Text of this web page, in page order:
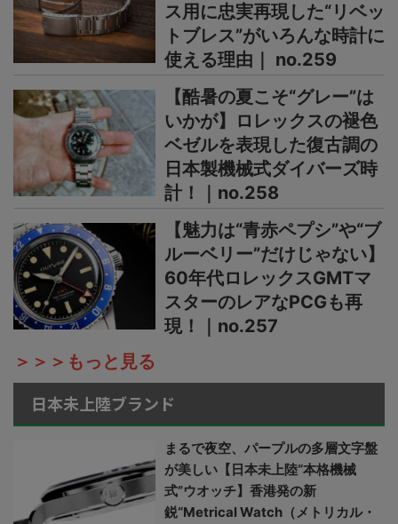
ス用に忠実再現した“リベッ
トブレス”がいろんな時計に
使える理由｜ no.259
【酷暑の夏こそ“グレー”は
いかが】ロレックスの褪色
ベゼルを表現した復古調の
日本製機械式ダイバーズ時
計！｜no.258
【魅力は“青赤ペプシ”や“ブ
ルーベリー”だけじゃない】
60年代ロレックスGMTマ
スターのレアなPCGも再
現！｜no.257
＞＞＞もっと見る
日本未上陸ブランド
まるで夜空、パープルの多層文字盤
が美しい【日本未上陸“本格機械
式”ウオッチ】香港発の新
鋭“Metrical Watch（メトリカル・